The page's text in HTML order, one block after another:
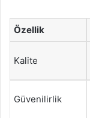
Özellik
Kalite
Güvenilirlik